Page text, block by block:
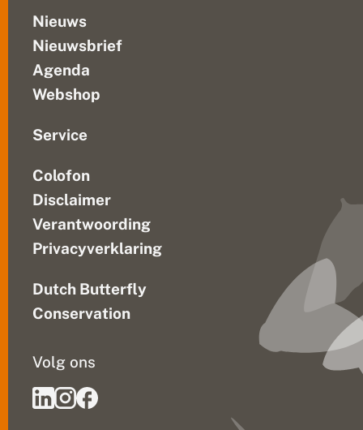
Nieuws
Nieuwsbrief
Agenda
Webshop
Service
Colofon
Disclaimer
Verantwoording
Privacyverklaring
Dutch Butterfly
Conservation
Volg ons